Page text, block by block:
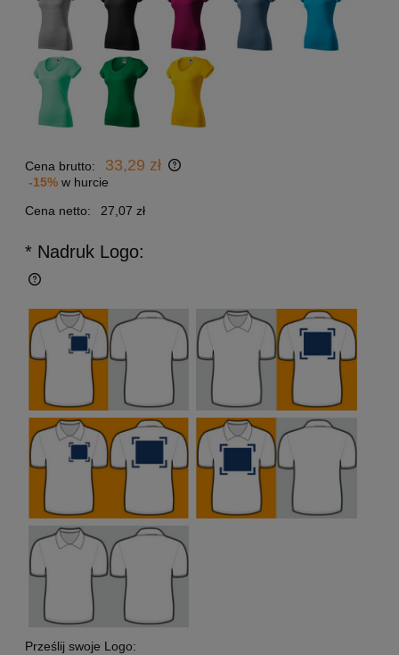
Cena brutto: 33,29 zł
-15% w hurcie
Cena netto:
27,07 zł
* Nadruk Logo:
Prześlij swoje Logo: